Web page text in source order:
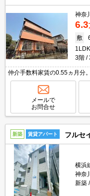
神奈
6.3
敷
1LDK
3階
仲介手数料家賃の0.55ヵ月分
インシステムキッチン。エ
の入居が条件。上記条件は8
メールで
お問合せ
新築 賃貸アパート フルセ
横浜
神奈
新築